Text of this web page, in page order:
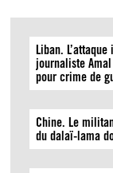
Liban.
journaliste
pour crime de
Chine. Le
du dalaï-lama